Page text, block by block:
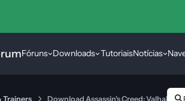
Fóruns Downloads TutoriaisNotícias
Trainers Download Assassin's Creed: Valhalla